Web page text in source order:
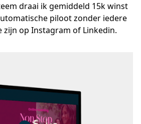
draai ik gemiddeld 15k winst
piloot zonder iedere
zijn op Instagram of Linkedin.